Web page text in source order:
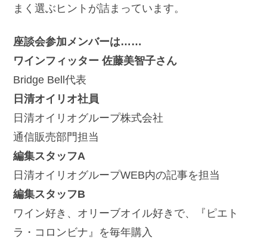
まく選ぶヒントが詰まっています。
座談会参加メンバーは……
ワインフィッター 佐藤美智子さん
Bridge Bell代表
日清オイリオ社員
日清オイリオグループ株式会社
通信販売部門担当
編集スタッフA
日清オイリオグループWEB内の記事を担当
編集スタッフB
ワイン好き、オリーブオイル好きで、『ピエト
ラ・コロンビナ』を毎年購入